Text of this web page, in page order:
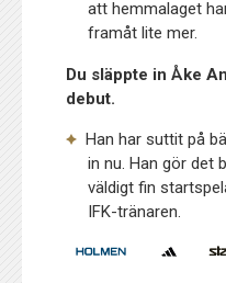
att hemmalaget
framåt lite mer.
Du släppte in Åke
debut.
Han har suttit på
in nu. Han gör det
väldigt fin
IFK-tränaren.